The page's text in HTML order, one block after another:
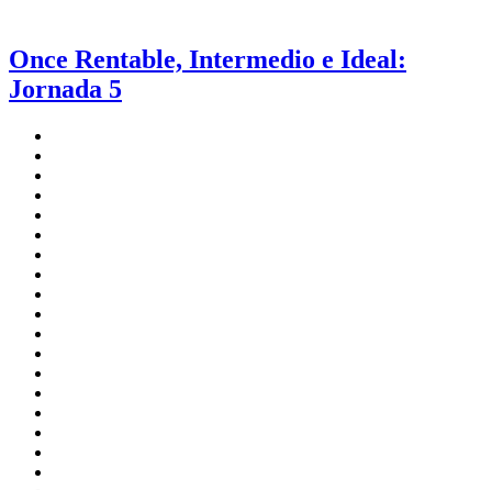
Once Rentable, Intermedio e Ideal:
Jornada 5